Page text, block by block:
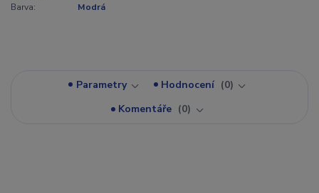
Barva:
Modrá
Parametry Hodnocení
0
Komentáře
0